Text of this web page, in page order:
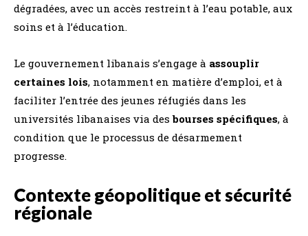
dégradées, avec un accès restreint à l’eau potable, aux
soins et à l’éducation.
Le gouvernement libanais s’engage à assouplir
certaines lois, notamment en matière d’emploi, et à
faciliter l’entrée des jeunes réfugiés dans les
universités libanaises via desbourses spécifiques, à
condition que le processus de désarmement
progresse.
Contexte géopolitique et sécurité
régionale